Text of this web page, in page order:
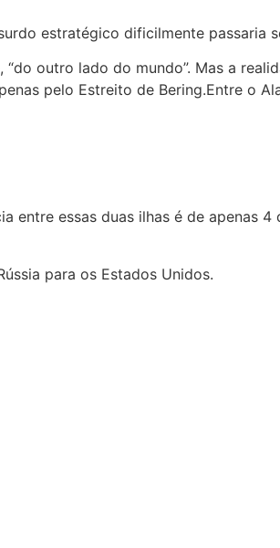
estratégico dificilmente passaria
outro lado do mundo”. Mas a
pelo Estreito de Bering.Entre o
essas duas ilhas é de apenas 4
para os Estados Unidos.